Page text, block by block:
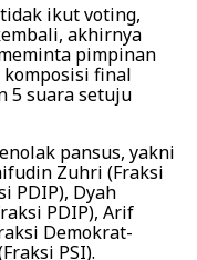
ikut voting,
akhirnya
pimpinan
final
5 suara setuju
pansus, yakni
Zuhri (Fraksi
PDIP), Dyah
PDIP), Arif
Demokrat-
PSI).